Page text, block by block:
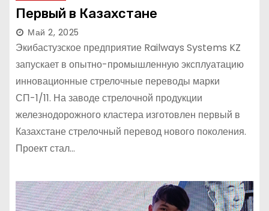
Первый в Казахстане
Май 2, 2025
Экибастузское предприятие Railways Systems KZ
запускает в опытно-промышленную эксплуатацию
инновационные стрелочные переводы марки
СП-1/11. На заводе стрелочной продукции
железнодорожного кластера изготовлен первый в
Казахстане стрелочный перевод нового поколения.
Проект стал…